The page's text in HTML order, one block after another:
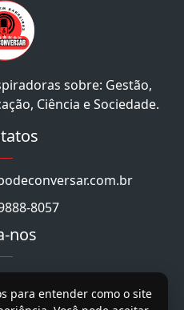
sobre: Gestão,
Ciência e Sociedade.
8057
nos
para entender como o site